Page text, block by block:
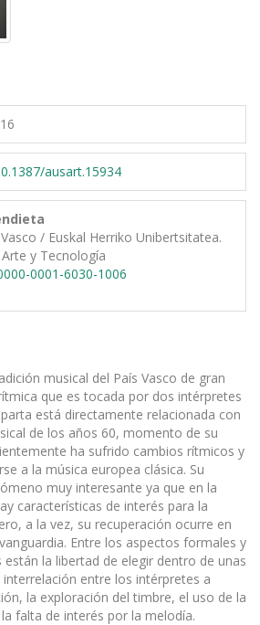
ausart.15934
/ Euskal Herriko Unibertsitatea.
y Tecnología
0001-6030-1006
musical del País Vasco de gran
que es tocada por dos intérpretes
está directamente relacionada con
de los años 60, momento de su
ha sufrido cambios rítmicos y
a la música europea clásica. Su
muy interesante ya que en la
características de interés para la
a la vez, su recuperación ocurre en
Entre los aspectos formales y
la libertad de elegir dentro de unas
entre los intérpretes a
la exploración del timbre, el uso de la
falta de interés por la melodía.